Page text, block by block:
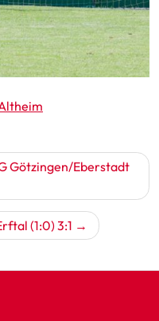
Götzingen/Eberstadt
(1:0) 3:1